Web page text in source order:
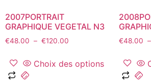
produit
2007PORTRAIT
GRAPHIQUE VEGETAL N3
€48.00 – €120.00
prix :
€48.00
Choix des options
Ce
€48.00 –
Ce